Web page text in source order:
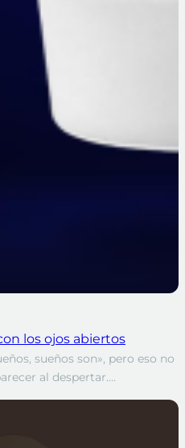
los ojos abiertos
sueños son», pero eso no
al despertar….